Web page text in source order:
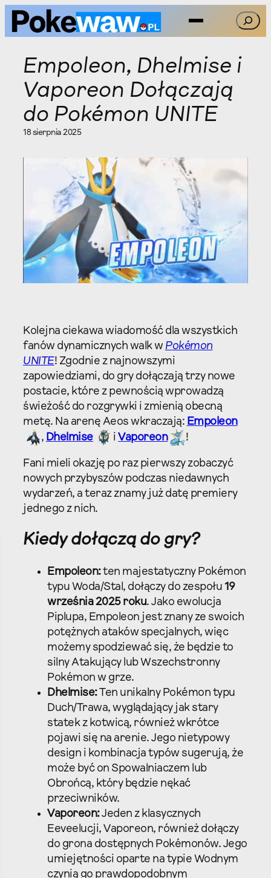
Przejdź
Szukaj
Empoleon, Dhelmise i
Vaporeon Dołączają
do Pokémon UNITE
18 sierpnia 2025
Kolejna ciekawa wiadomość dla wszystkich
fanów dynamicznych walk w Pokémon
UNITE! Zgodnie z najnowszymi
zapowiedziami, do gry dołączają trzy nowe
postacie, które z pewnością wprowadzą
świeżość do rozgrywki i zmienią obecną
metę. Na arenę Aeos wkraczają: Empoleon
, Dhelmise iVaporeon !
Fani mieli okazję po raz pierwszy zobaczyć
nowych przybyszów podczas niedawnych
wydarzeń, a teraz znamy już datę premiery
jednego z nich.
Kiedy dołączą do gry?
Empoleon:ten majestatyczny Pokémon
typu Woda/Stal, dołączy do zespołu 19
września 2025 roku. Jako ewolucja
Piplupa, Empoleon jest znany ze swoich
potężnych ataków specjalnych, więc
możemy spodziewać się, że będzie to
silny Atakujący lub Wszechstronny
Pokémon w grze.
Dhelmise:Ten unikalny Pokémon typu
Duch/Trawa, wyglądający jak stary
statek z kotwicą, również wkrótce
pojawi się na arenie. Jego nietypowy
design i kombinacja typów sugerują, że
może być on Spowalniaczem lub
Obrońcą, który będzie nękać
przeciwników.
Vaporeon:Jeden z klasycznych
Eeveelucji, Vaporeon, również dołączy
do grona dostępnych Pokémonów. Jego
umiejętności oparte na typie Wodnym
czynią go prawdopodobnym